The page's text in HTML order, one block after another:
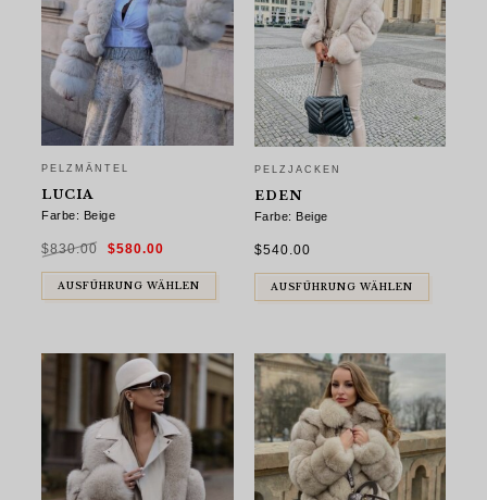
PELZMÄNTEL
LUCIA
Farbe: Beige
$830.00 Preis
$830.00
$580.00
$580.00.
AUSFÜHRUNG WÄHLEN
PELZJACKEN
EDEN
Farbe: Beige
$540.00
AUSFÜHRUNG WÄHLEN